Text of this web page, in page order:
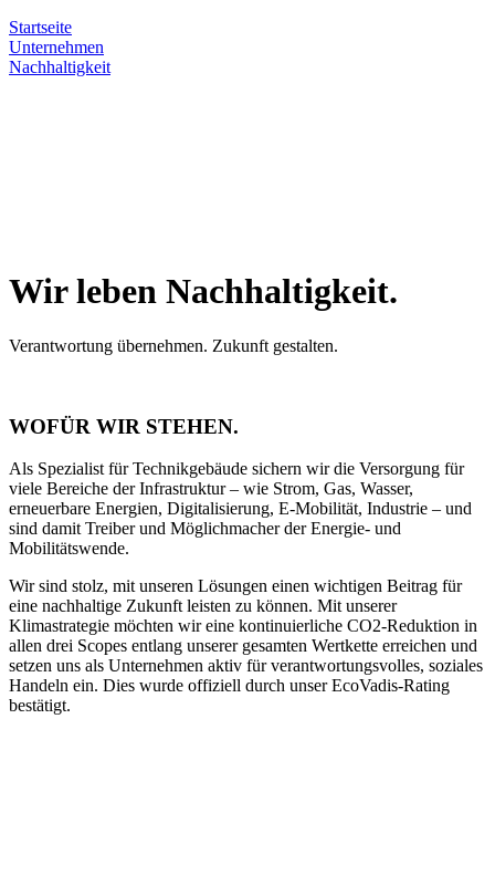
Startseite
Unternehmen
Nachhaltigkeit
Wir leben Nachhaltigkeit.
Verantwortung übernehmen. Zukunft gestalten.
WOFÜR WIR STEHEN.
Als Spezialist für Technikgebäude sichern wir die Versorgung für
viele Bereiche der Infrastruktur – wie Strom, Gas, Wasser,
erneuerbare Energien, Digitalisierung, E-Mobilität, Industrie – und
sind damit Treiber und Möglichmacher der Energie- und
Mobilitätswende.
Wir sind stolz, mit unseren Lösungen einen wichtigen Beitrag für
eine nachhaltige Zukunft leisten zu können. Mit unserer
Klimastrategie möchten wir eine kontinuierliche CO2-Reduktion in
allen drei Scopes entlang unserer gesamten Wertkette erreichen und
setzen uns als Unternehmen aktiv für verantwortungsvolles, soziales
Handeln ein. Dies wurde offiziell durch unser EcoVadis-Rating
bestätigt.